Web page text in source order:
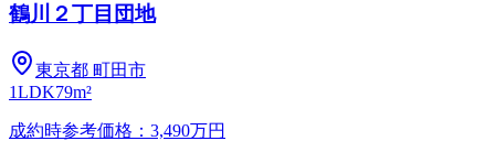
鶴川２丁目団地
東京都 町田市
1LDK79m²
成約時参考価格：3,490万円